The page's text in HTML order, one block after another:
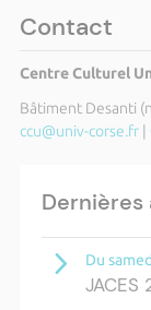
Contact
Centre Culturel
Bâtiment Desanti
ccu@univ-corse.fr|
Dernières
Du